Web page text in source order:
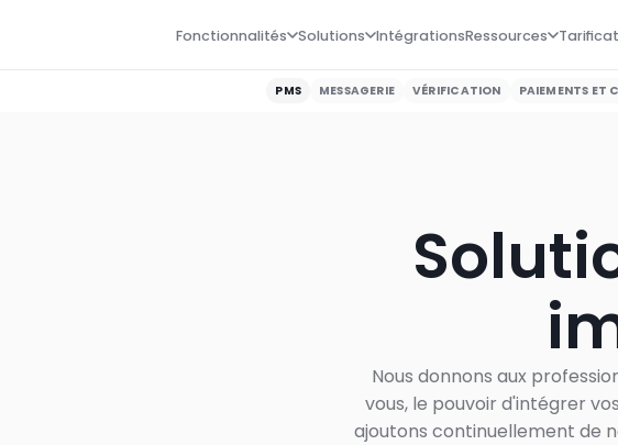
Fonctionnalités Solutions IntégrationsRessources
PMS MESSAGERIE VÉRIFICATION PAIEMENTS ET
Nous donnons aux
vous, le pouvoir d'intégrer
ajoutons continuellement de